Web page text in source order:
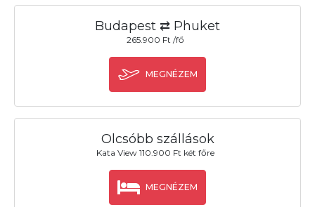
Budapest ⇄ Phuket
265.900 Ft /fő
MEGNÉZEM
Olcsóbb szállások
Kata View 110.900 Ft két főre
MEGNÉZEM